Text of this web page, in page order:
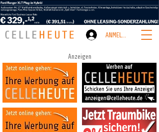
ANMELDEN
Anzeigen